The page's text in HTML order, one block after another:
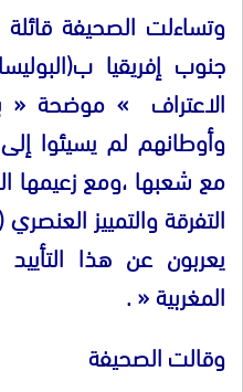
وتساءلت الصحيفة قائلة
جنوب إفريقيا ب(
الاعتراف » موضحة «
وأوطانهم لم يسيئوا
مع شعبها ،ومع زعيمها
التفرقة والتمييز العنصري
يعربون عن هذا
المغربية« .
وقالت الصحيفة